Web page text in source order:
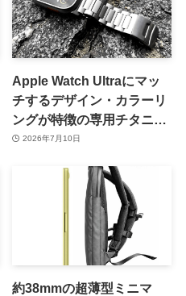
Apple Watch Ultraにマッ
チするデザイン・カラーリ
ングが特徴の専用チタニウ
ムバンド「MinZ TITANIUM
2026年7月10日
約38mmの超薄型ミニマ